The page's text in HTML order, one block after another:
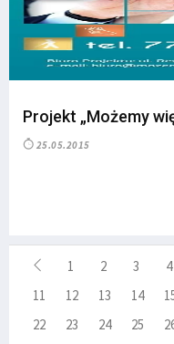
Projekt „Możemy
25.05.2015
1 2 3 4
11
12 13 14
22
23 24 25